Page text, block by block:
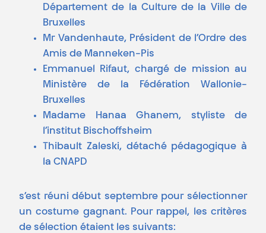
Département de la Culture de la Ville de
Bruxelles
Mr Vandenhaute, Président de l’Ordre des
Amis de Manneken-Pis
Emmanuel Rifaut, chargé de mission au
Ministère de la Fédération Wallonie-
Bruxelles
Madame Hanaa Ghanem, styliste de
l’institut Bischoffsheim
Thibault Zaleski, détaché pédagogique à
la CNAPD
s’est réuni début septembre pour sélectionner
un costume gagnant. Pour rappel, les critères
de sélection étaient les suivants: